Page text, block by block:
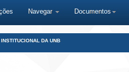
Navegar Documentos
DA UNB